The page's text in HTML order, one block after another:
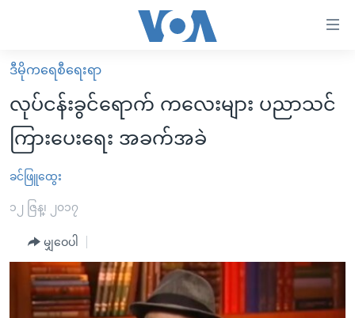
လွယ်ကူ
စေ
သည့်
Link
များ
ပင်မ
မူလစာမျက်နှာ
မြန်မာ
ကမ္ဘာ့သတင်းများ
နိုင်ငံတကာ
အမေရိကန်
အစ္စရေး-ပါလက်စတိုင်း
ဗွီဒီယို
သတင်းလွတ်လပ်ခွင့်
အင်္ဂလိပ်စာလေ့လာမယ်
အမေရိကန်သုံးအီဒီယံ
မကြေးမုံရဲ့ အင်္ဂလိပ်စာ
အပတ်စဉ်ကဏ္ဍများ
ရေဒီယို
ရေဒီယိုနှင့်ရုပ်သံ အချက်အလက်များ
ဒီမိုကရေစီရေးရာ
လုပ်ငန်းခွင်ရောက် ကလေးများ ပညာသင်
ကြားပေးရေး အခက်အခဲ
ခင်ဖြူထွေး
၁၂ ဇြန္၊ ၂၀၁၇
မျှဝေပါ